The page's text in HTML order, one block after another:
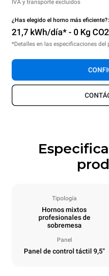
IVA y transporte excluidos
¿Has elegido el horno más eficiente?:
21,7 kWh/día* - 0 Kg
*Detalles en las especificaciones del
Tipología
Hornos mixtos
profesionales de
sobremesa
Panel
Panel de control táctil 9,5"